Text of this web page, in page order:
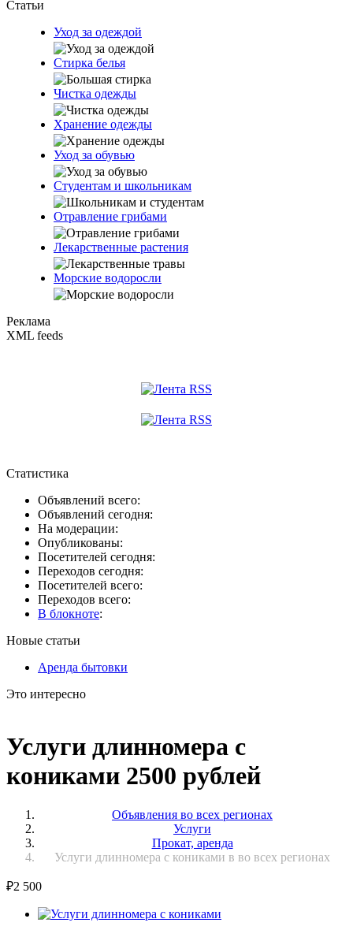
Статьи
Уход за одеждой
Стирка белья
Чистка одежды
Хранение одежды
Уход за обувью
Студентам и школьникам
Отравление грибами
Лекарственные растения
Морские водоросли
Реклама
XML feeds
Статистика
Объявлений всего:
Объявлений сегодня:
На модерации:
Опубликованы:
Посетителей сегодня:
Переходов сегодня:
Посетителей всего:
Переходов всего:
В блокноте:
Новые статьи
Аренда бытовки
Это интересно
Услуги длинномера с
кониками 2500 рублей
Объявления во всех регионах
Услуги
Прокат, аренда
Услуги длинномера с кониками в во всех регионах
₽2 500